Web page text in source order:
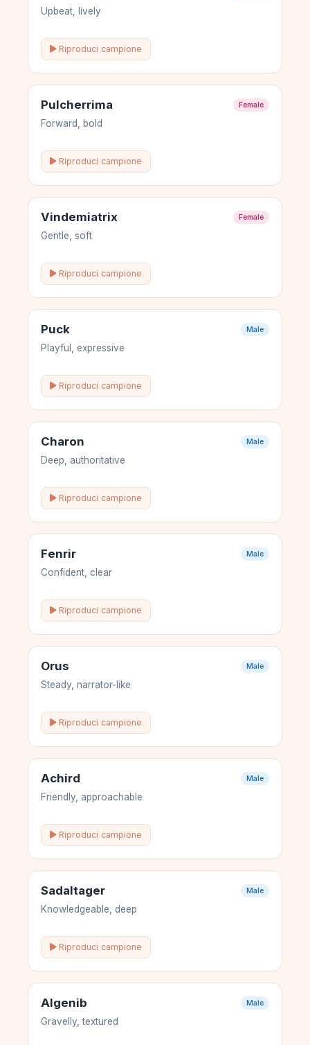
Upbeat, lively
Riproduci campione
Pulcherrima Female
Forward, bold
Riproduci campione
Vindemiatrix Female
Gentle, soft
Riproduci campione
Puck Male
Playful, expressive
Riproduci campione
Charon Male
Deep, authoritative
Riproduci campione
Fenrir Male
Confident, clear
Riproduci campione
Orus Male
Steady, narrator-like
Riproduci campione
Achird Male
Friendly, approachable
Riproduci campione
Sadaltager Male
Knowledgeable, deep
Riproduci campione
Algenib Male
Gravelly, textured